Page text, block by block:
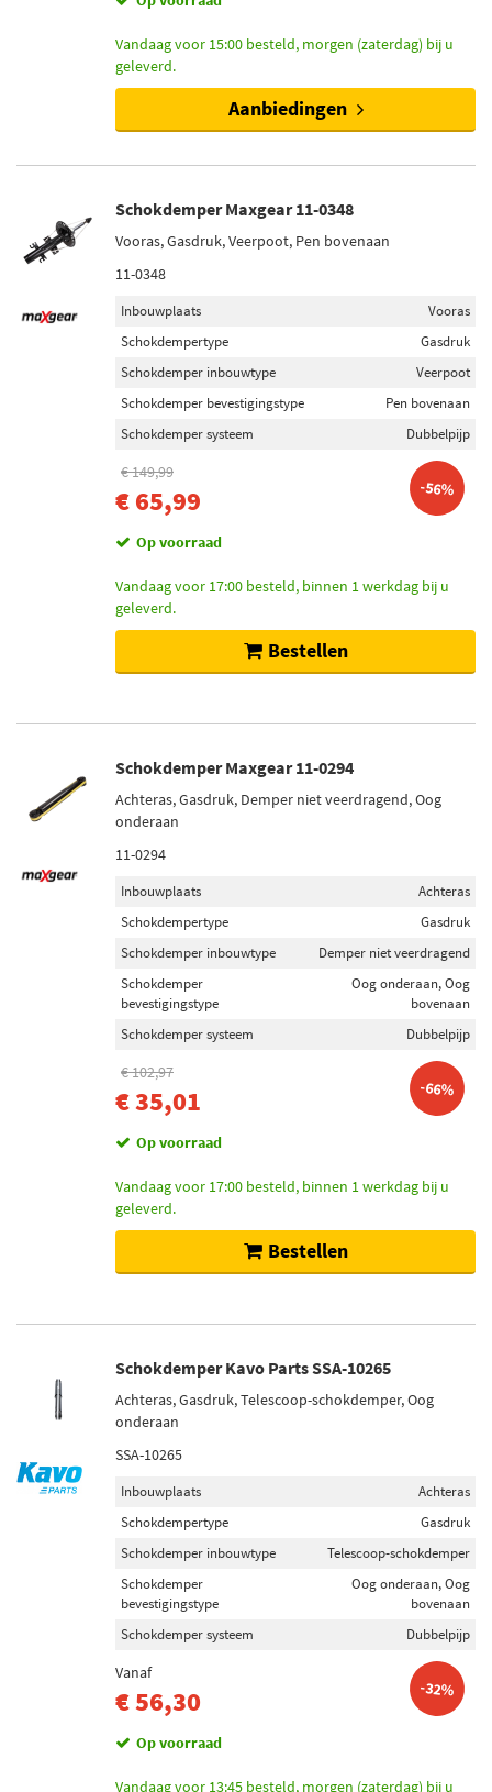
Oog bovenaan (33)
Oog onderaan (31)
Klem onderaan (17)
Onderste klem (4)
Niet op voorraad (59)
Op voorraad (46)
Vandaag voor 15:00 besteld, morgen (zaterdag) bij u
geleverd.
Aanbiedingen
Schokdemper Maxgear 11-0348
Vooras, Gasdruk, Veerpoot, Pen bovenaan
11-0348
Inbouwplaats
Vooras
Schokdempertype
Gasdruk
Schokdemper inbouwtype
Veerpoot
Schokdemper bevestigingstype
Pen bovenaan
Schokdemper systeem
Dubbelpijp
€ 149,99
€ 65,99 -56%
Op voorraad
Vandaag voor 17:00 besteld, binnen 1 werkdag bij u
geleverd.
Bestellen
Schokdemper Maxgear 11-0294
Achteras, Gasdruk, Demper niet veerdragend, Oog
onderaan
11-0294
Inbouwplaats
Achteras
Schokdempertype
Gasdruk
Schokdemper inbouwtype
Demper niet veerdragend
Schokdemper
bevestigingstype
Oog onderaan, Oog
bovenaan
Schokdemper systeem
Dubbelpijp
€ 102,97
€ 35,01 -66%
Op voorraad
Vandaag voor 17:00 besteld, binnen 1 werkdag bij u
geleverd.
Bestellen
Schokdemper Kavo Parts SSA-10265
Achteras, Gasdruk, Telescoop-schokdemper, Oog
onderaan
SSA-10265
Inbouwplaats
Achteras
Schokdempertype
Gasdruk
Schokdemper inbouwtype
Telescoop-schokdemper
Schokdemper
bevestigingstype
Oog onderaan, Oog
bovenaan
Schokdemper systeem
Dubbelpijp
Vanaf
€ 56,30 -32%
Op voorraad
Vandaag voor 13:45 besteld, morgen (zaterdag) bij u